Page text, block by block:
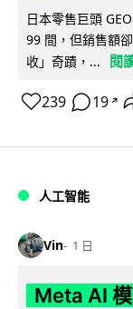
日本零售巨頭
99 間，但銷售額
收」奇蹟，...
閱
239 19 ↗
人工智能
Vin 1 日
Meta AI